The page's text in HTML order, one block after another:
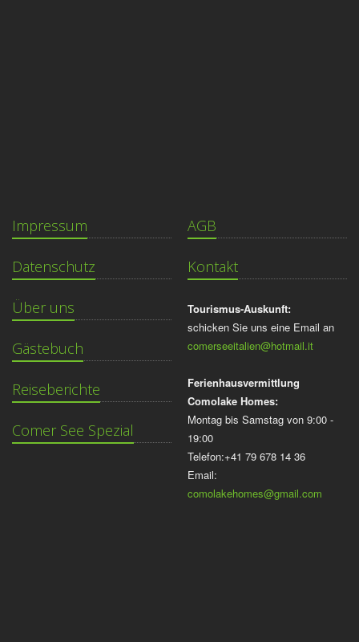
Impressum
Datenschutz
Über uns
Gästebuch
Reiseberichte
Comer See Spezial
AGB
Kontakt
Tourismus-Auskunft:
schicken Sie uns eine Email an
comerseeitalien@hotmail.it
Ferienhausvermittlung
Comolake Homes:
Montag bis Samstag von 9:00 -
19:00
Telefon:+41 79 678 14 36
Email:
comolakehomes@gmail.com